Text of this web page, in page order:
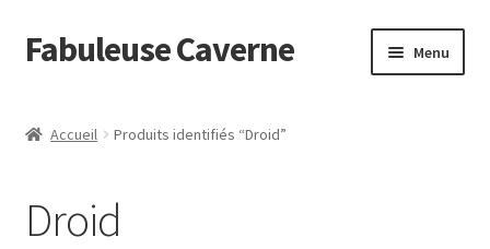
Aller
à
navigation
Aller
au
Fabuleuse Caverne Menu
Superflat Museum Murakami
Accueil Produits identifiés “Droid”
Droid